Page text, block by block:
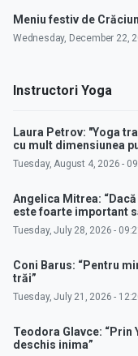
Meniu festiv de
Wednesday, December 22,
Instructori Yoga
Laura Petrov: "Yoga
cu mult dimensiunea
Tuesday, August 4, 2026 -
Angelica Mitrea:
este foarte important
Tuesday, July 28, 2026 -
Coni Barus: “Pentru
trăi”
Tuesday, July 21, 2026 -
Teodora Glavce:
deschis inima”